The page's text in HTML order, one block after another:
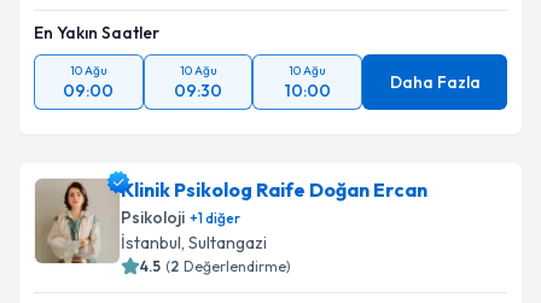
En Yakın Saatler
10 Ağu
09:00
10 Ağu
09:30
10 Ağu
10:00 Daha Fazla
Klinik Psikolog Raife Doğan Ercan
Psikoloji +1diğer
İstanbul, Sultangazi
4.5 (2 Değerlendirme)